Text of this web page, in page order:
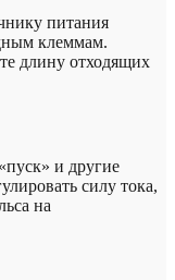
питания
клеммам.
длину отходящих
и другие
силу тока,
на